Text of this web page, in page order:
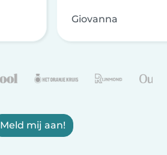
Giovanna
Meld mij aan!